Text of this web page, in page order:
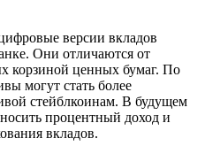
версии вкладов
Они отличаются от
корзиной ценных бумаг. По
могут стать более
стейблкоинам. В будущем
процентный доход и
вкладов.